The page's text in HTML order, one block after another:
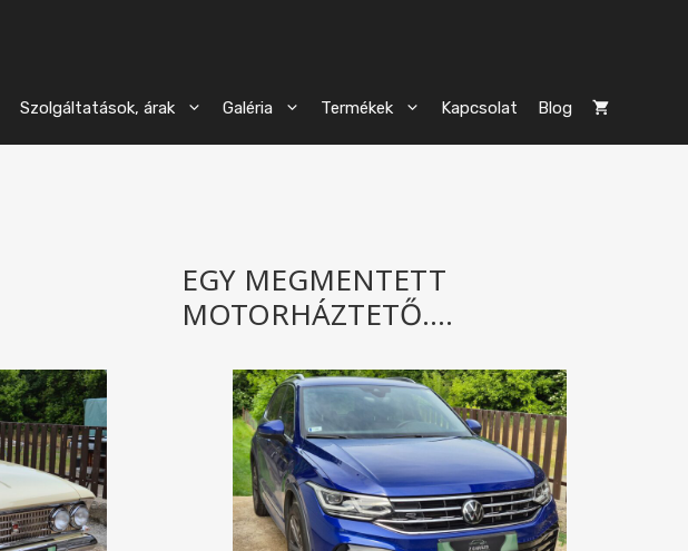
Szolgáltatások, árak Galéria Termékek Kapcsolat Blog
EGY MEGMENTETT
MOTORHÁZTETŐ….